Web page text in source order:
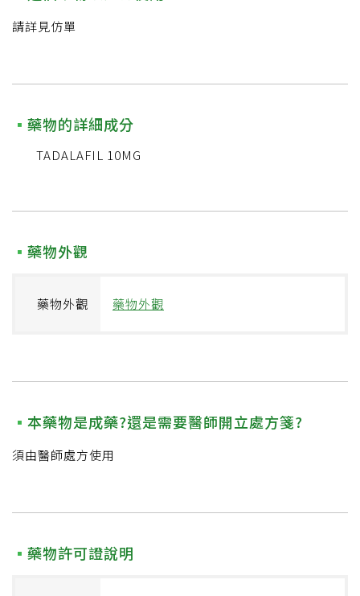
請詳見仿單
藥物的詳細成分
TADALAFIL 10MG
藥物外觀
藥物外觀 藥物外觀
本藥物是成藥?還是需要醫師開立處方箋?
須由醫師處方使用
藥物許可證說明